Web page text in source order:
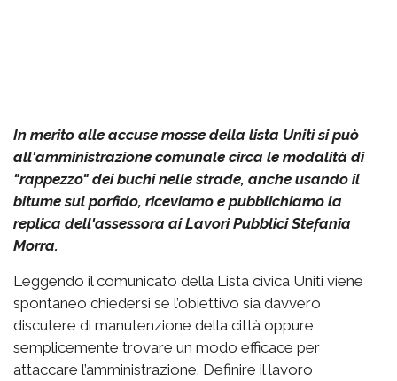
In merito alle accuse mosse della lista Uniti si può
all'amministrazione comunale circa le modalità di
"rappezzo" dei buchi nelle strade, anche usando il
bitume sul porfido, riceviamo e pubblichiamo la
replica dell'assessora ai Lavori Pubblici Stefania
Morra.
Leggendo il comunicato della Lista civica Uniti viene
spontaneo chiedersi se l’obiettivo sia davvero
discutere di manutenzione della città oppure
semplicemente trovare un modo efficace per
attaccare l’amministrazione. Definire il lavoro